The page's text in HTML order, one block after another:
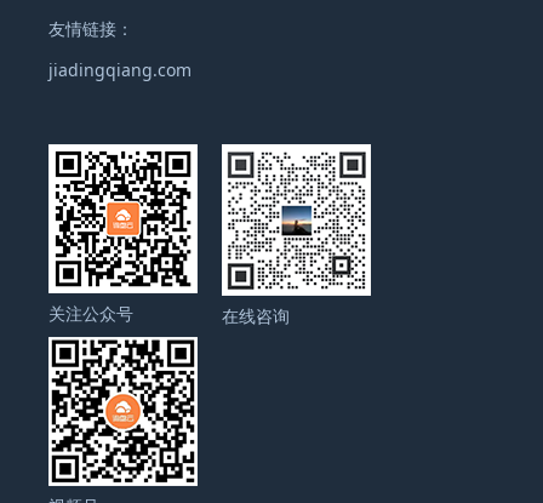
友情链接：
jiadingqiang.com
关注公众号 在线咨询